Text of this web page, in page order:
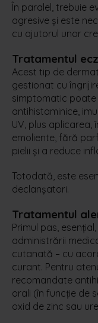
În paralel, trebuie
agresive și este
cu ajutorul unor
Tratamentul
Acest tip de
gestionat cu
simptomatic poate
antihistaminice,
UV, plus aplicarea,
emoliente, fără
pielii și a reduce
Totodată, este
declanșatori.
Tratamentul
Primul pas,
administrării
cutanată – cu
curant. Pentru
recomandate
orali (în funcție de
oxid de zinc sau